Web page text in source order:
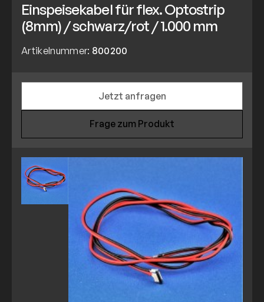
Einspeisekabel für flex. Optostrip
(8mm) / schwarz/rot / 1.000 mm
Artikelnummer: 800200
Jetzt anfragen
Frage zum Produkt